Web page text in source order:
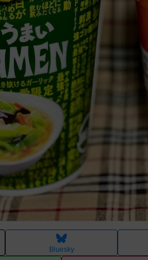
Bluesky